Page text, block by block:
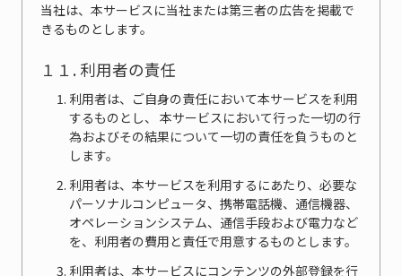
当社は、本サービスに当社または第三者の広告を掲載で
きるものとします。
１１. 利用者の責任
利用者は、ご自身の責任において本サービスを利用
するものとし、 本サービスにおいて行った一切の行
為およびその結果について一切の責任を負うものと
します。
利用者は、本サービスを利用するにあたり、必要な
パーソナルコンピュータ、携帯電話機、通信機器、
オペレーションシステム、通信手段および電力など
を、利用者の費用と責任で用意するものとします。
利用者は、本サービスにコンテンツの外部登録を行